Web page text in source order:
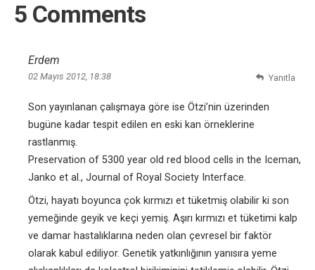
5 Comments
Erdem
02 Mayıs 2012, 18:38
Son yayınlanan çalışmaya göre ise Ötzi’nin üzerinden
bugüne kadar tespit edilen en eski kan örneklerine
rastlanmış.
Preservation of 5300 year old red blood cells in the Iceman,
Janko et al., Journal of Royal Society Interface.
Ötzi, hayatı boyunca çok kırmızı et tüketmiş olabilir ki son
yemeğinde geyik ve keçi yemiş. Aşırı kırmızı et tüketimi kalp
ve damar hastalıklarına neden olan çevresel bir faktör
olarak kabul ediliyor. Genetik yatkınlığının yanısıra yeme
Yanıtla